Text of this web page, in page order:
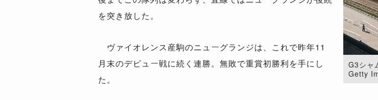
G3シャ
Getty
を突き放した。
ヴァイオレンス産駒のニューグランジは、これで昨年11
月末のデビュー戦に続く連勝。無敗で重賞初勝利を手にし
た。